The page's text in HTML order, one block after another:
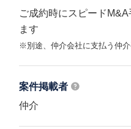
ご成約時にスピード
ます
※別途、仲介会社に支払う仲
案件掲載者
仲介